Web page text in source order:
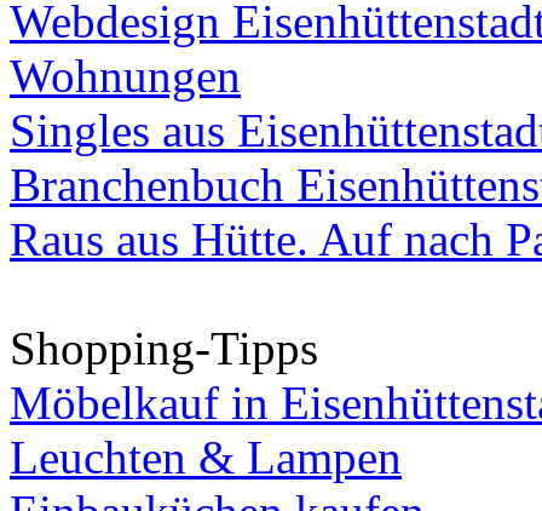
Webdesign
Wohnungen
Singles aus
Branchenbuch
Raus aus Hütte. Auf nach
Shopping-Tipps
Möbelkauf in
Leuchten & Lampen